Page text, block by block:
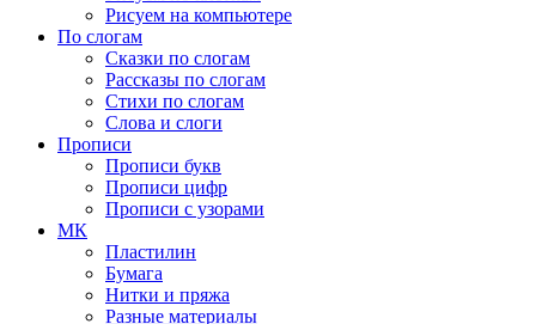
Рисуем на компьютере
По слогам
Сказки по слогам
Рассказы по слогам
Стихи по слогам
Слова и слоги
Прописи
Прописи букв
Прописи цифр
Прописи с узорами
МК
Пластилин
Бумага
Нитки и пряжа
Разные материалы